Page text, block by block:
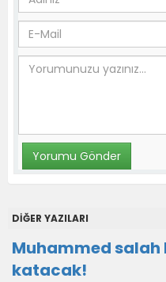
DİĞER YAZILARI
Muhammed salah
katacak!